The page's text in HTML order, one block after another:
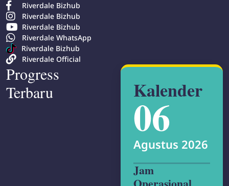
Riverdale Bizhub
Riverdale Bizhub
Riverdale Bizhub
Riverdale WhatsApp
Riverdale Bizhub
Riverdale Official
Progress
Terbaru
Kalender
06
Agustus 2026
Jam